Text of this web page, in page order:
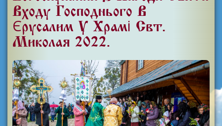
Входу Господнього В
Єрусалим У Храмі Свт.
Миколая 2022.